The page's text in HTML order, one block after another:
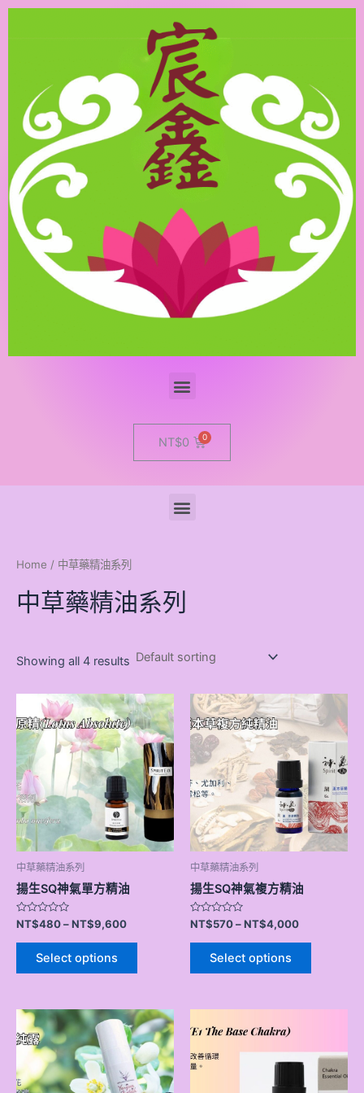
跳
Menu
NT$0 Cart
Menu
Home / 中草藥精油系列
中草藥精油系列
Showing all 4 results
中草藥精油系列
揚生SQ神氣單方精油
Rated
0
out
NT$480–NT$9,600
Select options
中草藥精油系列
揚生SQ神氣複方精油
Rated
0
out
NT$570–NT$4,000
Select options